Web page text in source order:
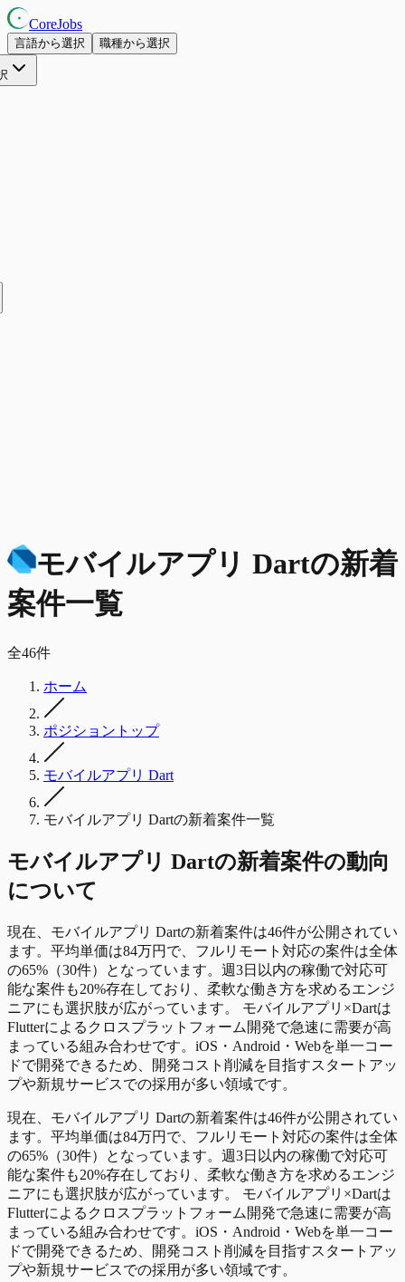
CoreJobs
言語から選択 職種から選択
モバイルアプリ Dartの新着
案件一覧
全46件
ホーム
ポジショントップ
モバイルアプリ Dart
モバイルアプリ Dartの新着案件一覧
モバイルアプリ Dartの新着案件の動向
について
現在、モバイルアプリ Dartの新着案件は46件が公開されてい
ます。平均単価は84万円で、フルリモート対応の案件は全体
の65%（30件）となっています。週3日以内の稼働で対応可
能な案件も20%存在しており、柔軟な働き方を求めるエンジ
ニアにも選択肢が広がっています。 モバイルアプリ×Dartは
Flutterによるクロスプラットフォーム開発で急速に需要が高
まっている組み合わせです。iOS・Android・Webを単一コー
ドで開発できるため、開発コスト削減を目指すスタートアッ
プや新規サービスでの採用が多い領域です。
現在、モバイルアプリ Dartの新着案件は46件が公開されてい
ます。平均単価は84万円で、フルリモート対応の案件は全体
の65%（30件）となっています。週3日以内の稼働で対応可
能な案件も20%存在しており、柔軟な働き方を求めるエンジ
ニアにも選択肢が広がっています。 モバイルアプリ×Dartは
Flutterによるクロスプラットフォーム開発で急速に需要が高
まっている組み合わせです。iOS・Android・Webを単一コー
ドで開発できるため、開発コスト削減を目指すスタートアッ
プや新規サービスでの採用が多い領域です。